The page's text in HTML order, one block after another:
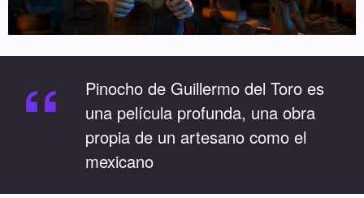
“
Pinocho de Guillermo del Toro es
una película profunda, una obra
propia de un artesano como el
mexicano